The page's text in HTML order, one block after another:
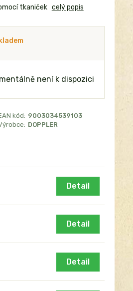
tkaniček celý popis
není k dispozici
kód: 9003034539103
DOPPLER
Detail
Detail
Detail